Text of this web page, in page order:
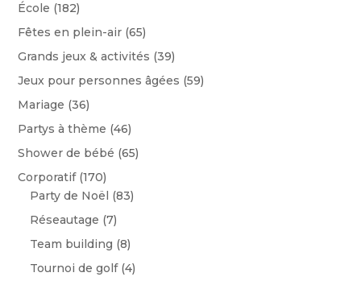
École (182)
Fêtes en plein-air (65)
Grands jeux & activités (39)
Jeux pour personnes âgées (59)
Mariage (36)
Partys à thème (46)
Shower de bébé (65)
Corporatif (170)
Party de Noël (83)
Réseautage (7)
Team building (8)
Tournoi de golf (4)